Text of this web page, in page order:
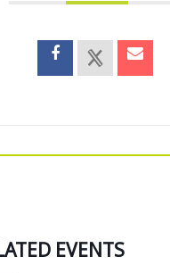
EVENTS